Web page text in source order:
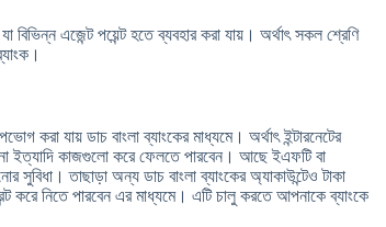
বিভিন্ন এজেন্ট পয়েন্ট হতে ব্যবহার করা যায়। অর্থাৎ সকল শ্রেণি
করা যায় ডাচ বাংলা ব্যাংকের মাধ্যমে। অর্থাৎ ইন্টারনেটের
ইত্যাদি কাজগুলো করে ফেলতে পারবেন। আছে ইএফটি বা
সুবিধা। তাছাড়া অন্য ডাচ বাংলা ব্যাংকের অ্যাকাউন্টেও টাকা
করে নিতে পারবেন এর মাধ্যমে। এটি চালু করতে আপনাকে ব্যাংকে